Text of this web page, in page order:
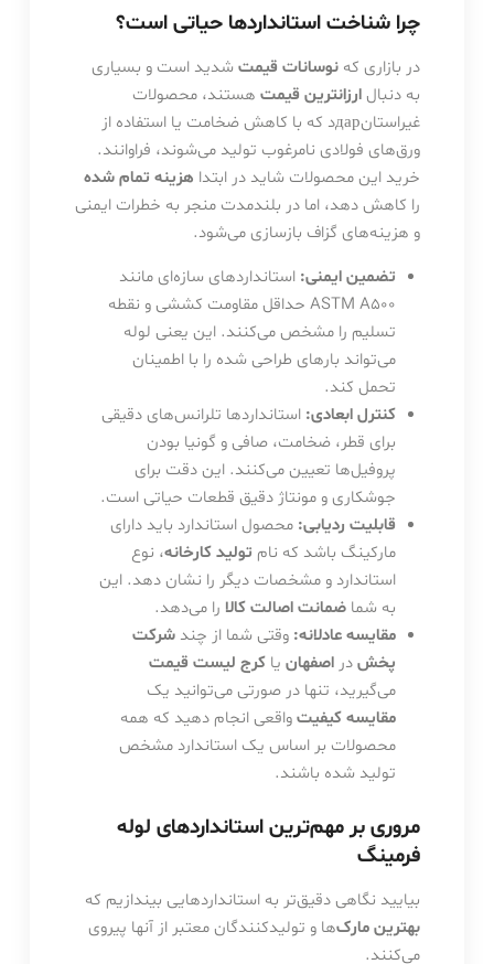
چرا شناخت استانداردها حیاتی است؟
در بازاری که نوسانات قیمتشدید است و بسیاری
به دنبال ارزانترین قیمتهستند، محصولات
غیراستانдарد که با کاهش ضخامت یا استفاده از
ورق‌های فولادی نامرغوب تولید می‌شوند، فراوانند.
خرید این محصولات شاید در ابتدا هزینه تمام شده
را کاهش دهد، اما در بلندمدت منجر به خطرات ایمنی
و هزینه‌های گزاف بازسازی می‌شود.
تضمین ایمنی: استانداردهای سازه‌ای مانند
ASTM A500 حداقل مقاومت کششی و نقطه
تسلیم را مشخص می‌کنند. این یعنی لوله
می‌تواند بارهای طراحی شده را با اطمینان
تحمل کند.
کنترل ابعادی: استانداردها تلرانس‌های دقیقی
برای قطر، ضخامت، صافی و گونیا بودن
پروفیل‌ها تعیین می‌کنند. این دقت برای
جوشکاری و مونتاژ دقیق قطعات حیاتی است.
قابلیت ردیابی: محصول استاندارد باید دارای
مارکینگ باشد که نام تولید کارخانه، نوع
استاندارد و مشخصات دیگر را نشان دهد. این
به شماضمانت اصالت کالا را می‌دهد.
مقایسه عادلانه: وقتی شما از چندشرکت
پخشدراصفهان یاکرج لیست قیمت
می‌گیرید، تنها در صورتی می‌توانید یک
مقایسه کیفیتواقعی انجام دهید که همه
محصولات بر اساس یک استاندارد مشخص
تولید شده باشند.
مروری بر مهم‌ترین استانداردهای لوله
فرمینگ
بیایید نگاهی دقیق‌تر به استانداردهایی بیندازیم که
بهترین مارک‌ها و تولیدکنندگان معتبر از آنها پیروی
می‌کنند.